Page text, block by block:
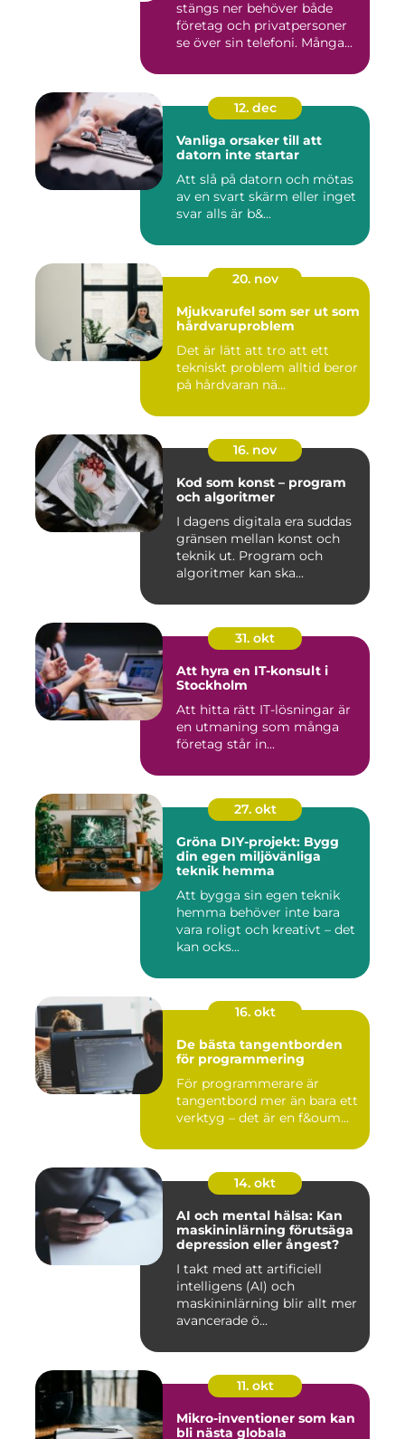
stängs ner behöver både
företag och privatpersoner
se över sin telefoni. Många...
12. dec
Vanliga orsaker till att
datorn inte startar
Att slå på datorn och mötas
av en svart skärm eller inget
svar alls är b&...
20. nov
Mjukvarufel som ser ut som
hårdvaruproblem
Det är lätt att tro att ett
tekniskt problem alltid beror
på hårdvaran nä...
16. nov
Kod som konst – program
och algoritmer
I dagens digitala era suddas
gränsen mellan konst och
teknik ut. Program och
algoritmer kan ska...
31. okt
Att hyra en IT-konsult i
Stockholm
Att hitta rätt IT-lösningar är
en utmaning som många
företag står in...
27. okt
Gröna DIY-projekt: Bygg
din egen miljövänliga
teknik hemma
Att bygga sin egen teknik
hemma behöver inte bara
vara roligt och kreativt – det
kan ocks...
16. okt
De bästa tangentborden
för programmering
För programmerare är
tangentbord mer än bara ett
verktyg – det är en f&oum...
14. okt
AI och mental hälsa: Kan
maskininlärning förutsäga
depression eller ångest?
I takt med att artificiell
intelligens (AI) och
maskininlärning blir allt mer
avancerade ö...
11. okt
Mikro-inventioner som kan
bli nästa globala